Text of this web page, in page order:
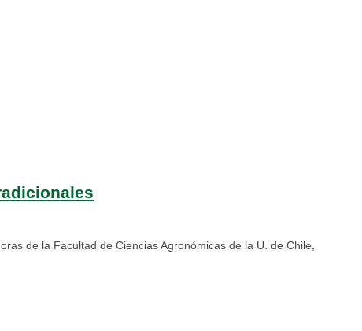
de la Facultad de Ciencias Agronómicas de la U. de Chile,